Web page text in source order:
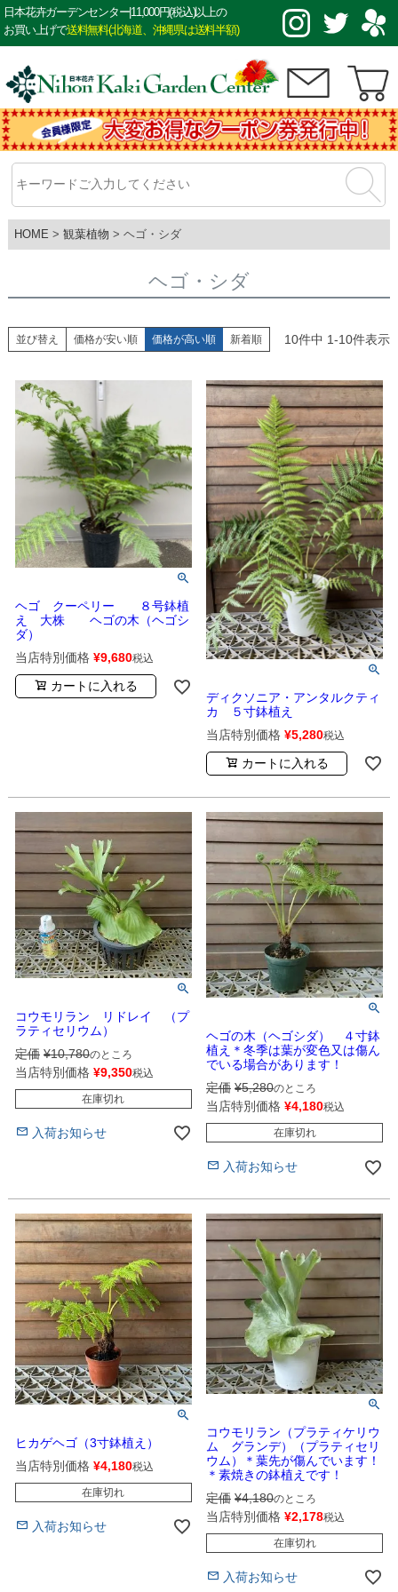
日本花卉ガーデンセンター|11,000円(税込)以上の
お買い上げで送料無料(北海道、沖縄県は送料半額)
HOME 観葉植物 ヘゴ・シダ
ヘゴ・シダ
並び替え 価格が安い順 価格が高い順 新着順 10件中 1-10件表示
ヘゴ クーペリー ８号鉢植
え 大株 ヘゴの木（ヘゴシ
ダ）
当店特別価格 ¥9,680税込
カートに入れる
ディクソニア・アンタルクティ
カ ５寸鉢植え
当店特別価格 ¥5,280税込
カートに入れる
コウモリラン リドレイ （プ
ラティセリウム）
定価 ¥10,780のところ
当店特別価格 ¥9,350税込
在庫切れ
入荷お知らせ
ヘゴの木（ヘゴシダ） ４寸鉢
植え＊冬季は葉が変色又は傷ん
でいる場合があります！
定価 ¥5,280のところ
当店特別価格 ¥4,180税込
在庫切れ
入荷お知らせ
ヒカゲヘゴ（3寸鉢植え）
当店特別価格 ¥4,180税込
在庫切れ
入荷お知らせ
コウモリラン（プラティケリウ
ム グランデ）（プラティセリ
ウム）＊葉先が傷んでいます！
＊素焼きの鉢植えです！
定価 ¥4,180のところ
当店特別価格 ¥2,178税込
在庫切れ
入荷お知らせ